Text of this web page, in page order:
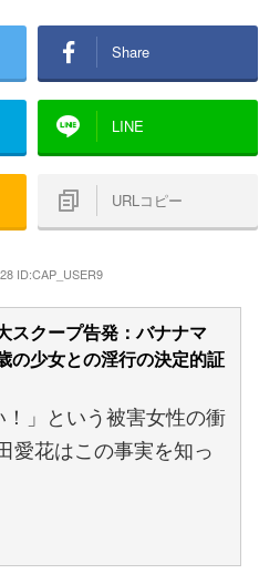
Share
LINE
URLコピー
ID:CAP_USER9
スクープ告発：バナナマ
の少女との淫行の決定的証
」という被害女性の衝
愛花はこの事実を知っ